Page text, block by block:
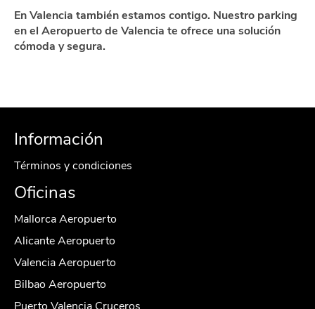
En Valencia también estamos contigo. Nuestro parking
en el Aeropuerto de Valencia te ofrece una solución
cómoda y segura.
Información
Términos y condiciones
Oficinas
Mallorca Aeropuerto
Alicante Aeropuerto
Valencia Aeropuerto
Bilbao Aeropuerto